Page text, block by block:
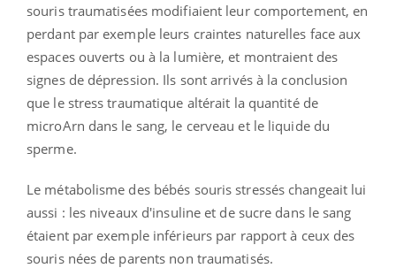
souris traumatisées modifiaient leur comportement, en
perdant par exemple leurs craintes naturelles face aux
espaces ouverts ou à la lumière, et montraient des
signes de dépression. Ils sont arrivés à la conclusion
que le stress traumatique altérait la quantité de
microArn dans le sang, le cerveau et le liquide du
sperme.
Le métabolisme des bébés souris stressés changeait lui
aussi : les niveaux d'insuline et de sucre dans le sang
étaient par exemple inférieurs par rapport à ceux des
souris nées de parents non traumatisés.